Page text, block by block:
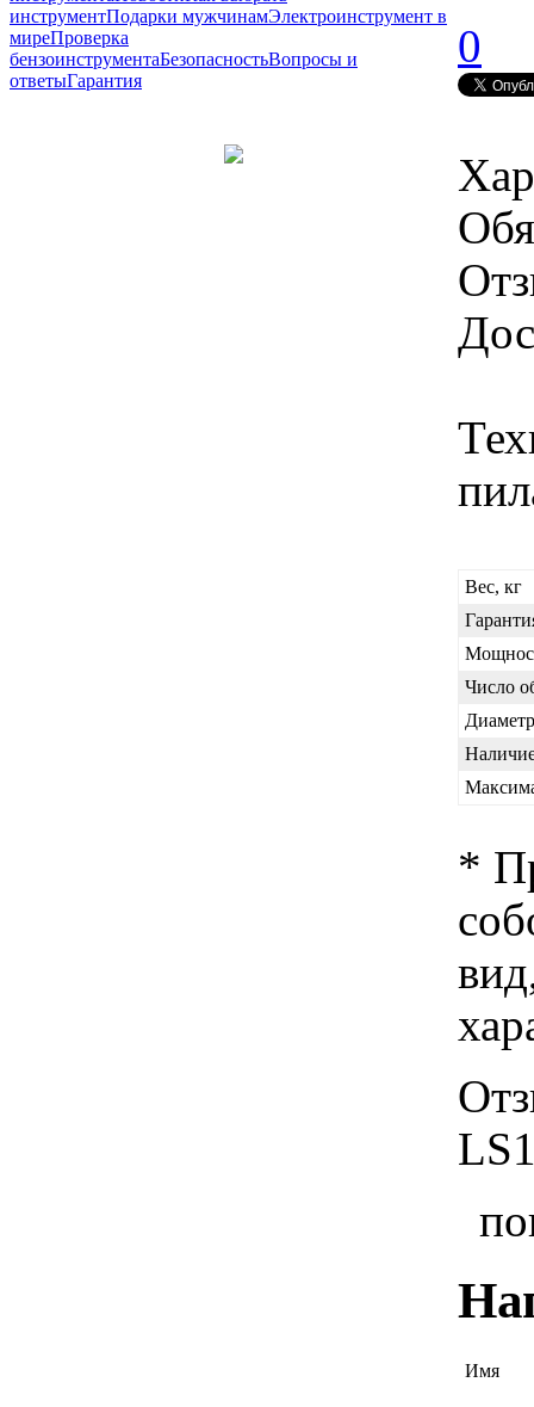
инструментПодарки мужчинамЭлектроинструмент в
миреПроверка
бензоинструментаБезопасностьВопросы и
ответыГарантия
0
Вес, кг
Число
*
Имя